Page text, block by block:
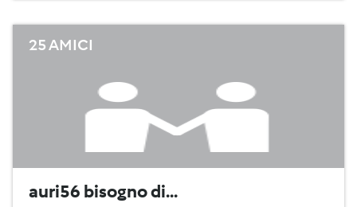
25 AMICI
auri56 bisogno di...